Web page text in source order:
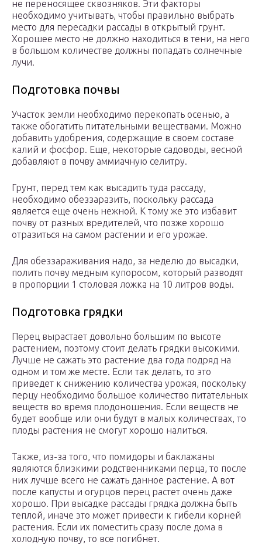
не переносящее сквозняков. Эти факторы
необходимо учитывать, чтобы правильно выбрать
место для пересадки рассады в открытый грунт.
Хорошее место не должно находиться в тени, на него
в большом количестве должны попадать солнечные
лучи.
Подготовка почвы
Участок земли необходимо перекопать осенью, а
также обогатить питательными веществами. Можно
добавить удобрения, содержащие в своем составе
калий и фосфор. Еще, некоторые садоводы, весной
добавляют в почву аммиачную селитру.
Грунт, перед тем как высадить туда рассаду,
необходимо обеззаразить, поскольку рассада
является еще очень нежной. К тому же это избавит
почву от разных вредителей, что позже хорошо
отразиться на самом растении и его урожае.
Для обеззараживания надо, за неделю до высадки,
полить почву медным купоросом, который разводят
в пропорции 1 столовая ложка на 10 литров воды.
Подготовка грядки
Перец вырастает довольно большим по высоте
растением, поэтому стоит делать грядки высокими.
Лучше не сажать это растение два года подряд на
одном и том же месте. Если так делать, то это
приведет к снижению количества урожая, поскольку
перцу необходимо большое количество питательных
веществ во время плодоношения. Если веществ не
будет вообще или они будут в малых количествах, то
плоды растения не смогут хорошо налиться.
Также, из-за того, что помидоры и баклажаны
являются близкими родственниками перца, то после
них лучше всего не сажать данное растение. А вот
после капусты и огурцов перец растет очень даже
хорошо. При высадке рассады грядка должна быть
теплой, иначе это может привести к гибели корней
растения. Если их поместить сразу после дома в
холодную почву, то все погибнет.